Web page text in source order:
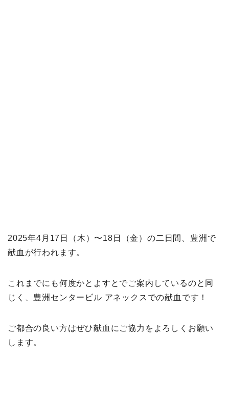
2025年4月17日（木）〜18日（金）の二日間、豊洲で
献血が行われます。
これまでにも何度かとよすとでご案内しているのと同
じく、豊洲センタービル アネックスでの献血です！
ご都合の良い方はぜひ献血にご協力をよろしくお願い
します。